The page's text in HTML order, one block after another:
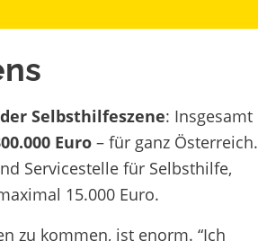
Selbsthilfeszene: Insgesamt
Euro– für ganz Österreich.
Servicestelle für Selbsthilfe,
15.000 Euro.
zu kommen, ist enorm. “Ich